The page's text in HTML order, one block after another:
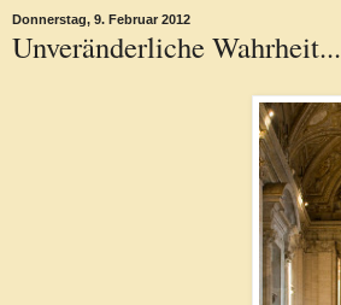
Donnerstag, 9. Februar 2012
Unveränderliche Wahrheit...